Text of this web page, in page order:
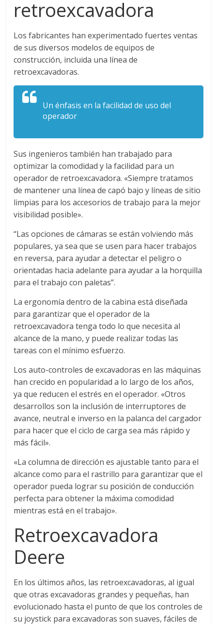
a
n
s
o
r
t
e
d
e
E
q
u
p
o
s
y
M
a
q
u
retroexcavadora
Los fabricantes han experimentado fuertes ventas
de sus diversos modelos de equipos de
construcción, incluida una línea de
retroexcavadoras.
Un énfasis en la facilidad de uso del
operador
Sus ingenieros también han trabajado para
optimizar la comodidad y la facilidad para un
operador de retroexcavadora. «Siempre tratamos
de mantener una línea de capó bajo y líneas de sitio
limpias para los accesorios de trabajo para la mejor
visibilidad posible».
“Las opciones de cámaras se están volviendo más
populares, ya sea que se usen para hacer trabajos
en reversa, para ayudar a detectar el peligro o
orientadas hacia adelante para ayudar a la horquilla
para el trabajo con paletas”.
La ergonomía dentro de la cabina está diseñada
para garantizar que el operador de la
retroexcavadora tenga todo lo que necesita al
alcance de la mano, y puede realizar todas las
tareas con el mínimo esfuerzo.
Los auto-controles de excavadoras en las máquinas
han crecido en popularidad a lo largo de los años,
ya que reducen el estrés en el operador. «Otros
desarrollos son la inclusión de interruptores de
avance, neutral e inverso en la palanca del cargador
para hacer que el ciclo de carga sea más rápido y
más fácil».
«La columna de dirección es ajustable tanto para el
alcance como para el rastrillo para garantizar que el
operador pueda lograr su posición de conducción
perfecta para obtener la máxima comodidad
mientras está en el trabajo».
Retroexcavadora
Deere
En los últimos años, las retroexcavadoras, al igual
que otras excavadoras grandes y pequeñas, han
evolucionado hasta el punto de que los controles de
su joystick para excavadoras son suaves, fáciles de